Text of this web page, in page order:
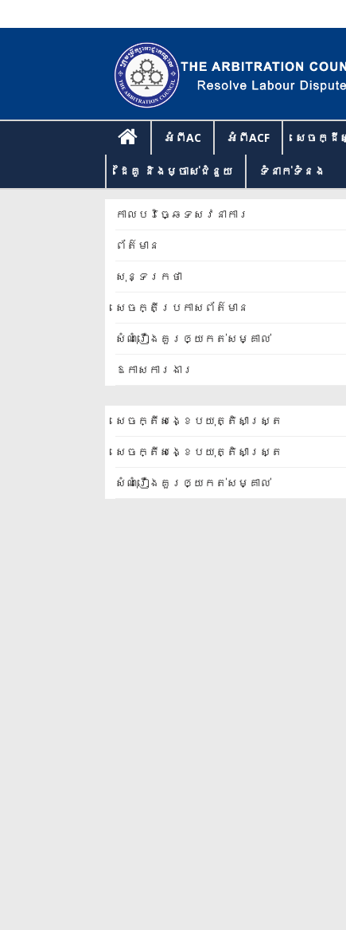
អំពីAC អំពីACF សេចក្ដី
ដៃគូ និងម្ចាស់ជំនួយ ទំនាក់​ទំនង​
កាលបរិច្ឆេទសវនាការ
ព័ត៌មាន
សុន្ទរកថា
សេចក្តីប្រកាសព័ត៌មាន
សំណុំរឿងគួរឲ្យកត់សម្គាល់
ឱកាសការងារ
សេចក្តីសង្ខេបយុត្តិសាស្ត្រ
សេចក្តីសង្ខេបយុត្តិសាស្ត្រ
សំណុំរឿងគួរឲ្យកត់សម្គាល់